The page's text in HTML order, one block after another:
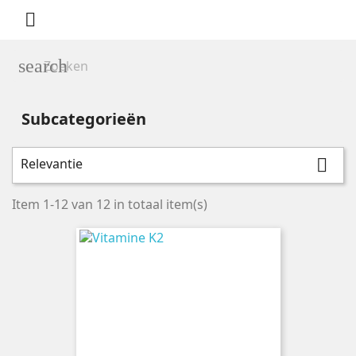

search
Prijs
Subcategorieën
Relevantie 
Item 1-12 van 12 in totaal item(s)